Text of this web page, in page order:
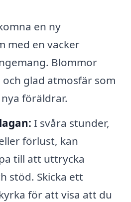
en ny
med en vacker
Blommor
och glad atmosfär som
föräldrar.
I svåra stunder,
förlust, kan
till att uttrycka
stöd. Skicka ett
för att visa att du